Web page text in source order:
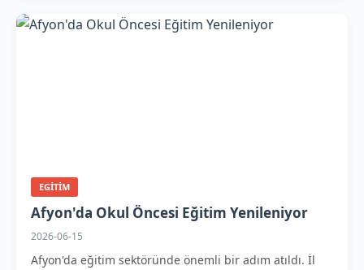
EGITIM
Afyon'da Okul Öncesi Eğitim Yenileniyor
2026-06-15
Afyon'da eğitim sektöründe önemli bir adım atıldı. İl